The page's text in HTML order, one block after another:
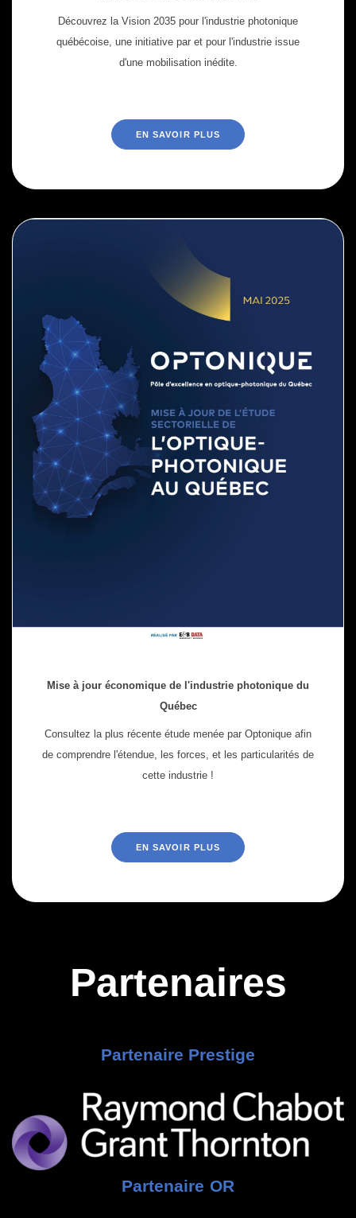
Découvrez la Vision 2035 pour l'industrie photonique
québécoise, une initiative par et pour l'industrie issue
d'une mobilisation inédite.
EN SAVOIR PLUS
Mise à jour économique de l'industrie photonique du
Québec
Consultez la plus récente étude menée par Optonique afin
de comprendre l'étendue, les forces, et les particularités de
cette industrie !
EN SAVOIR PLUS
Partenaires
Partenaire Prestige
Partenaire OR